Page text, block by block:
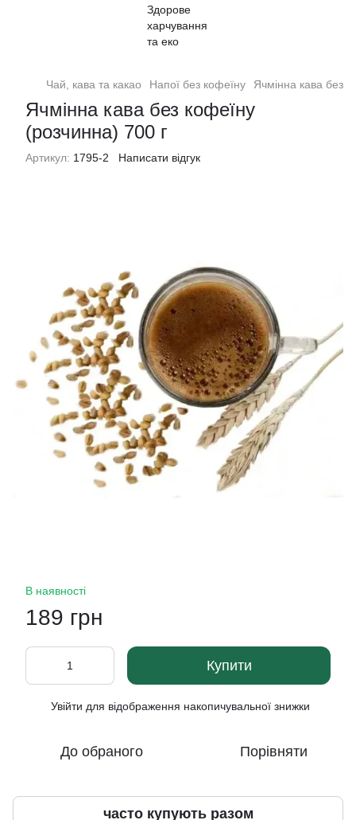
Чай, кава та какао Напої без кофеїну Ячмінна кава без
Ячмінна кава без кофеїну
(розчинна) 700 г
Артикул: 1795-2 Написати відгук
В наявності
189 грн
Купити
Увійти для відображення накопичувальної знижки
До обраного Порівняти
часто купують разом